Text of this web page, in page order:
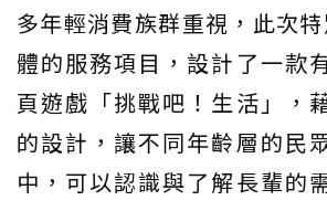
多年輕消費族群重視，此次
體的服務項目，設計了一款
頁遊戲「挑戰吧！生活」，
的設計，讓不同年齡層的民
中，可以認識與了解長輩的